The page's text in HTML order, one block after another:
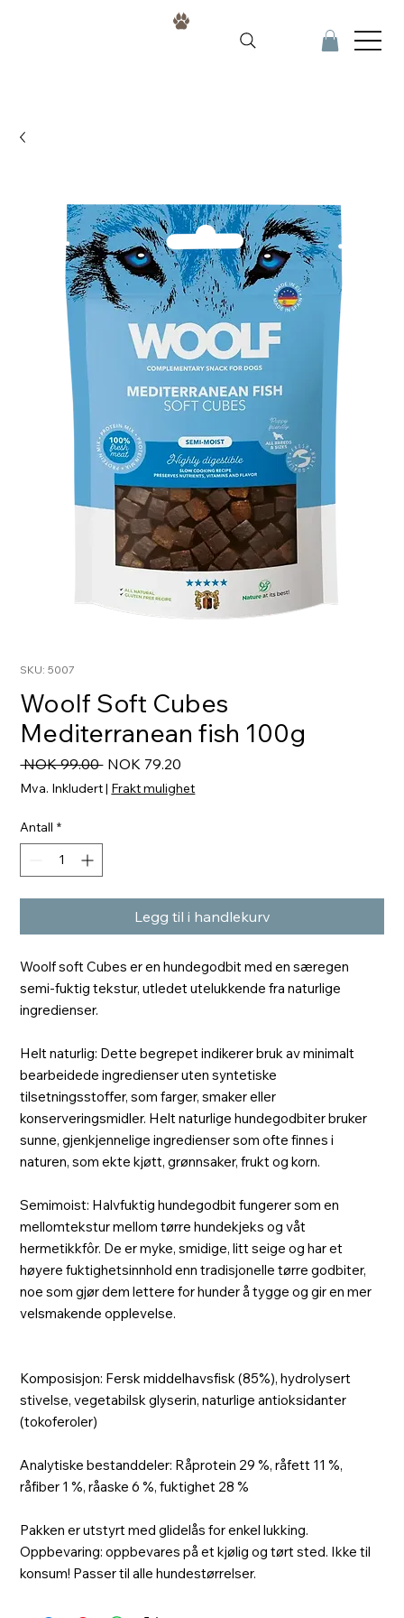
SKU: 5007
Woolf Soft Cubes
Mediterranean fish 100g
NOK 99.00 Vanlig
pris
NOK 79.20
Mva. Inkludert| Frakt mulighet
Antall *
Legg til i handlekurv
Woolf soft Cubes er en hundegodbit med en særegen
semi-fuktig tekstur, utledet utelukkende fra naturlige
ingredienser.
Helt naturlig: Dette begrepet indikerer bruk av minimalt
bearbeidede ingredienser uten syntetiske
tilsetningsstoffer, som farger, smaker eller
konserveringsmidler. Helt naturlige hundegodbiter bruker
sunne, gjenkjennelige ingredienser som ofte finnes i
naturen, som ekte kjøtt, grønnsaker, frukt og korn.
Semimoist: Halvfuktig hundegodbit fungerer som en
mellomtekstur mellom tørre hundekjeks og våt
hermetikkfôr. De er myke, smidige, litt seige og har et
høyere fuktighetsinnhold enn tradisjonelle tørre godbiter,
noe som gjør dem lettere for hunder å tygge og gir en mer
velsmakende opplevelse.
Komposisjon: Fersk middelhavsfisk (85%), hydrolysert
stivelse, vegetabilsk glyserin, naturlige antioksidanter
(tokoferoler)
Analytiske bestanddeler: Råprotein 29 %, råfett 11 %,
råfiber 1 %, råaske 6 %, fuktighet 28 %
Pakken er utstyrt med glidelås for enkel lukking.
Oppbevaring: oppbevares på et kjølig og tørt sted. Ikke til
konsum! Passer til alle hundestørrelser.